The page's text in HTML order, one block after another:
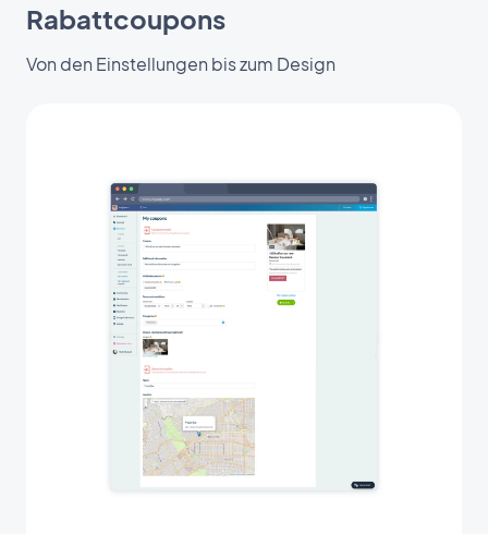
Rabattcoupons
Von den Einstellungen bis zum Design